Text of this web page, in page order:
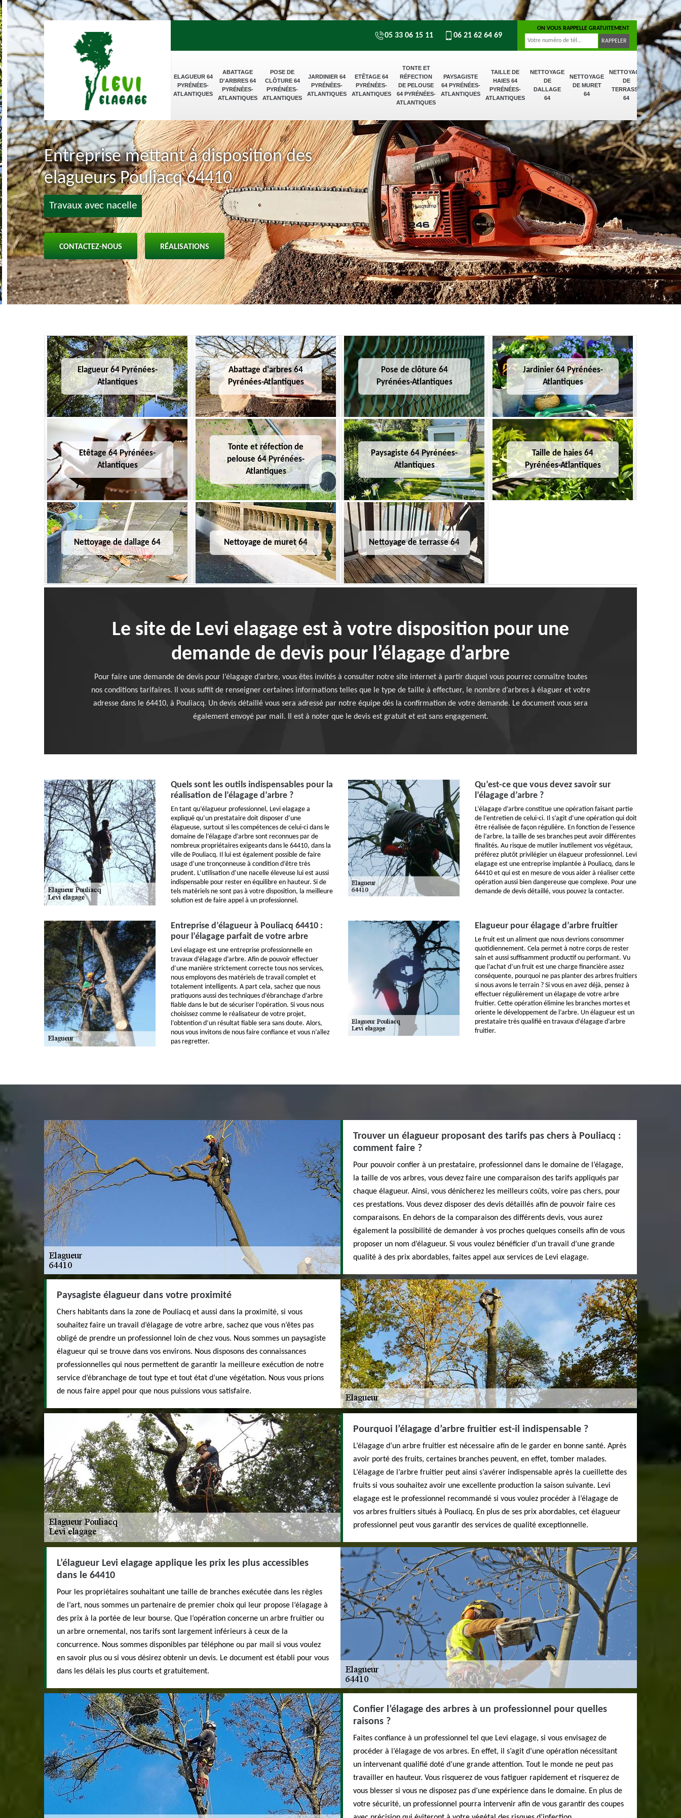
ELAGUEUR 64
PYRÉNÉES-
ATLANTIQUES
ABATTAGE
D'ARBRES 64
PYRÉNÉES-
ATLANTIQUES
POSE DE
CLÔTURE 64
PYRÉNÉES-
ATLANTIQUES
JARDINIER 64
PYRÉNÉES-
ATLANTIQUES
ETÊTAGE 64
PYRÉNÉES-
ATLANTIQUES
TONTE ET
RÉFECTION
DE PELOUSE
64 PYRÉNÉES-
ATLANTIQUES
PAYSAGISTE
64 PYRÉNÉES-
ATLANTIQUES
TAILLE DE
HAIES 64
PYRÉNÉES-
ATLANTIQUES
NETTOYAGE
DE
DALLAGE
64
NETTOYAGE
DE MURET
64
NETTOYAGE
DE
TERRASSE
64
05 33 06 15 11 06 21 62 64 69
ON VOUS RAPPELLE GRATUITEMENT
Entreprise mettant à disposition des
elagueurs Pouliacq 64410
Travaux avec nacelle
CONTACTEZ-NOUS RÉALISATIONS
Elagueur 64 Pyrénées-
Atlantiques
Abattage d'arbres 64
Pyrénées-Atlantiques
Pose de clôture 64
Pyrénées-Atlantiques
Jardinier 64 Pyrénées-
Atlantiques
Etêtage 64 Pyrénées-
Atlantiques
Tonte et réfection de
pelouse 64 Pyrénées-
Atlantiques
Paysagiste 64 Pyrénées-
Atlantiques
Taille de haies 64
Pyrénées-Atlantiques
Nettoyage de dallage 64 Nettoyage de muret 64 Nettoyage de terrasse 64
Le site de Levi elagage est à votre disposition pour une
demande de devis pour l’élagage d’arbre
Pour faire une demande de devis pour l’élagage d’arbre, vous êtes invités à consulter notre site internet à partir duquel vous pourrez connaître toutes
nos conditions tarifaires. Il vous suffit de renseigner certaines informations telles que le type de taille à effectuer, le nombre d’arbres à élaguer et votre
adresse dans le 64410, à Pouliacq. Un devis détaillé vous sera adressé par notre équipe dès la confirmation de votre demande. Le document vous sera
également envoyé par mail. Il est à noter que le devis est gratuit et est sans engagement.
Quels sont les outils indispensables pour la
réalisation de l’élagage d’arbre ?
En tant qu’élagueur professionnel, Levi elagage a
expliqué qu’un prestataire doit disposer d’une
élagueuse, surtout si les compétences de celui-ci dans le
domaine de l’élagage d’arbre sont reconnues par de
nombreux propriétaires exigeants dans le 64410, dans la
ville de Pouliacq. Il lui est également possible de faire
usage d’une tronçonneuse à condition d’être très
prudent. L’utilisation d’une nacelle éleveuse lui est aussi
indispensable pour rester en équilibre en hauteur. Si de
tels matériels ne sont pas à votre disposition, la meilleure
solution est de faire appel à un professionnel.
Qu’est-ce que vous devez savoir sur
l’élagage d’arbre ?
L’élagage d’arbre constitue une opération faisant partie
de l’entretien de celui-ci. Il s’agit d’une opération qui doit
être réalisée de façon régulière. En fonction de l’essence
de l’arbre, la taille de ses branches peut avoir différentes
finalités. Au risque de mutiler inutilement vos végétaux,
préférez plutôt privilégier un élagueur professionnel. Levi
elagage est une entreprise implantée à Pouliacq, dans le
64410 et qui est en mesure de vous aider à réaliser cette
opération aussi bien dangereuse que complexe. Pour une
demande de devis détaillé, vous pouvez la contacter.
Entreprise d’élagueur à Pouliacq 64410 :
pour l’élagage parfait de votre arbre
Levi elagage est une entreprise professionnelle en
travaux d’élagage d’arbre. Afin de pouvoir effectuer
d’une manière strictement correcte tous nos services,
nous employons des matériels de travail complet et
totalement intelligents. A part cela, sachez que nous
pratiquons aussi des techniques d’ébranchage d’arbre
fiable dans le but de sécuriser l’opération. Si vous nous
choisissez comme le réalisateur de votre projet,
l’obtention d’un résultat fiable sera sans doute. Alors,
nous vous invitons de nous faire confiance et vous n’allez
pas regretter.
Elagueur pour élagage d’arbre fruitier
Le fruit est un aliment que nous devrions consommer
quotidiennement. Cela permet à notre corps de rester
sain et aussi suffisamment productif ou performant. Vu
que l’achat d’un fruit est une charge financière assez
conséquente, pourquoi ne pas planter des arbres fruitiers
si nous avons le terrain ? Si vous en avez déjà, pensez à
effectuer régulièrement un élagage de votre arbre
fruitier. Cette opération élimine les branches mortes et
oriente le développement de l’arbre. Un élagueur est un
prestataire très qualifié en travaux d’élagage d’arbre
fruitier.
Trouver un élagueur proposant des tarifs pas chers à Pouliacq :
comment faire ?
Pour pouvoir confier à un prestataire, professionnel dans le domaine de l’élagage,
la taille de vos arbres, vous devez faire une comparaison des tarifs appliqués par
chaque élagueur. Ainsi, vous dénicherez les meilleurs coûts, voire pas chers, pour
ces prestations. Vous devez disposer des devis détaillés afin de pouvoir faire ces
comparaisons. En dehors de la comparaison des différents devis, vous aurez
également la possibilité de demander à vos proches quelques conseils afin de vous
proposer un nom d’élagueur. Si vous voulez bénéficier d’un travail d’une grande
qualité à des prix abordables, faites appel aux services de Levi elagage.
Paysagiste élagueur dans votre proximité
Chers habitants dans la zone de Pouliacq et aussi dans la proximité, si vous
souhaitez faire un travail d’élagage de votre arbre, sachez que vous n’êtes pas
obligé de prendre un professionnel loin de chez vous. Nous sommes un paysagiste
élagueur qui se trouve dans vos environs. Nous disposons des connaissances
professionnelles qui nous permettent de garantir la meilleure exécution de notre
service d’ébranchage de tout type et tout état d’une végétation. Nous vous prions
de nous faire appel pour que nous puissions vous satisfaire.
Pourquoi l’élagage d’arbre fruitier est-il indispensable ?
L’élagage d’un arbre fruitier est nécessaire afin de le garder en bonne santé. Après
avoir porté des fruits, certaines branches peuvent, en effet, tomber malades.
L’élagage de l’arbre fruitier peut ainsi s’avérer indispensable après la cueillette des
fruits si vous souhaitez avoir une excellente production la saison suivante. Levi
elagage est le professionnel recommandé si vous voulez procéder à l’élagage de
vos arbres fruitiers situés à Pouliacq. En plus de ses prix abordables, cet élagueur
professionnel peut vous garantir des services de qualité exceptionnelle.
L’élagueur Levi elagage applique les prix les plus accessibles
dans le 64410
Pour les propriétaires souhaitant une taille de branches exécutée dans les règles
de l’art, nous sommes un partenaire de premier choix qui leur propose l’élagage à
des prix à la portée de leur bourse. Que l’opération concerne un arbre fruitier ou
un arbre ornemental, nos tarifs sont largement inférieurs à ceux de la
concurrence. Nous sommes disponibles par téléphone ou par mail si vous voulez
en savoir plus ou si vous désirez obtenir un devis. Le document est établi pour vous
dans les délais les plus courts et gratuitement.
Confier l’élagage des arbres à un professionnel pour quelles
raisons ?
Faites confiance à un professionnel tel que Levi elagage, si vous envisagez de
procéder à l’élagage de vos arbres. En effet, il s’agit d’une opération nécessitant
un intervenant qualifié doté d’une grande attention. Tout le monde ne peut pas
travailler en hauteur. Vous risquerez de vous fatiguer rapidement et risquerez de
vous blesser si vous ne disposez pas d’une expérience dans le domaine. En plus de
votre sécurité, un professionnel pourra intervenir afin de vous garantir des coupes